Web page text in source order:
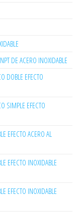
DE ACERO INOXIDABLE
DOBLE EFECTO
SIMPLE EFECTO
EFECTO ACERO AL
EFECTO INOXIDABLE
EFECTO INOXIDABLE